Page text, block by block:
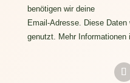
benötigen wir deine
Email-Adresse. Diese Daten
genutzt. Mehr Informationen